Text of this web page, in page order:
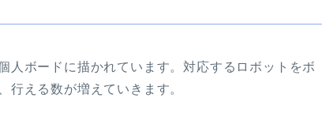
人ボードに描かれています。対応するロボットをボ
行える数が増えていきます。